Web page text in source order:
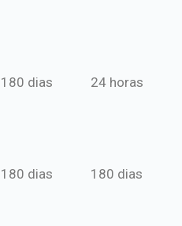
180 dias 24 horas
180 dias 180 dias